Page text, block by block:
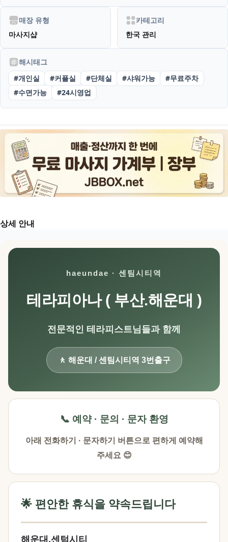
매장 유형
마사지샵
카테고리
한국 관리
해시태그
#개인실 #커플실 #단체실 #샤워가능 #무료주차
#수면가능 #24시영업
상세 안내
haeundae · 센팀시티역
테라피아나 ( 부산.해운대 )
전문적인 테라피스트님들과 함께
🚶 해운대 / 센팀시티역 3번출구
📞 예약 · 문의 · 문자 환영
아래 전화하기 · 문자하기 버튼으로 편하게 예약해
주세요 😊
🌟 편안한 휴식을 약속드립니다
해운대.센텀시티